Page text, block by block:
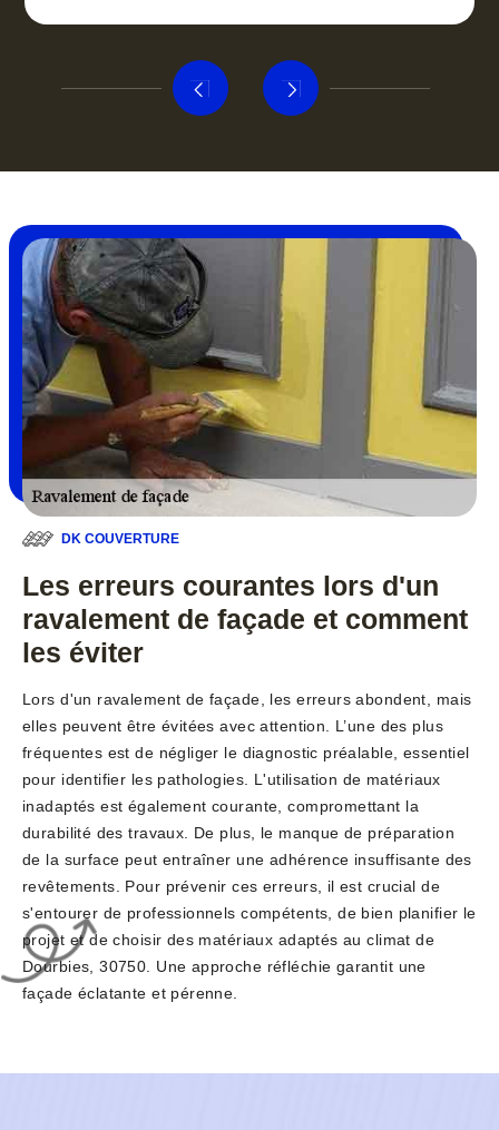
DK COUVERTURE
Les erreurs courantes lors d'un
ravalement de façade et comment
les éviter
Lors d'un ravalement de façade, les erreurs abondent, mais
elles peuvent être évitées avec attention. L’une des plus
fréquentes est de négliger le diagnostic préalable, essentiel
pour identifier les pathologies. L'utilisation de matériaux
inadaptés est également courante, compromettant la
durabilité des travaux. De plus, le manque de préparation
de la surface peut entraîner une adhérence insuffisante des
revêtements. Pour prévenir ces erreurs, il est crucial de
s'entourer de professionnels compétents, de bien planifier le
projet et de choisir des matériaux adaptés au climat de
Dourbies, 30750. Une approche réfléchie garantit une
façade éclatante et pérenne.